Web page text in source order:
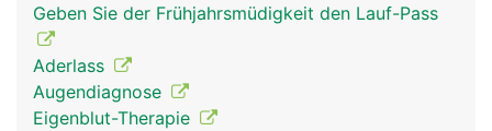
Geben Sie der Frühjahrsmüdigkeit den Lauf-Pass
Aderlass
Augendiagnose
Eigenblut-Therapie